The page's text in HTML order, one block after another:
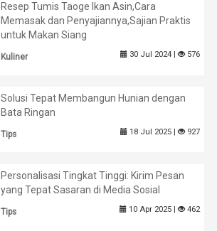
Resep Tumis Taoge Ikan Asin,Cara
Memasak dan Penyajiannya,Sajian Praktis
untuk Makan Siang
Kuliner 30 Jul 2024 | 576
Solusi Tepat Membangun Hunian dengan
Bata Ringan
Tips 18 Jul 2025 | 927
Personalisasi Tingkat Tinggi: Kirim Pesan
yang Tepat Sasaran di Media Sosial
Tips 10 Apr 2025 | 462